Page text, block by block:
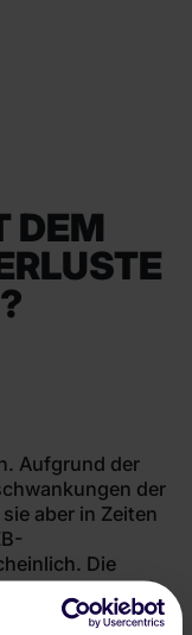
DEM
Aufgrund der
der
aber in Zeiten
Die
im Zeitverlauf
bzw. EZB-